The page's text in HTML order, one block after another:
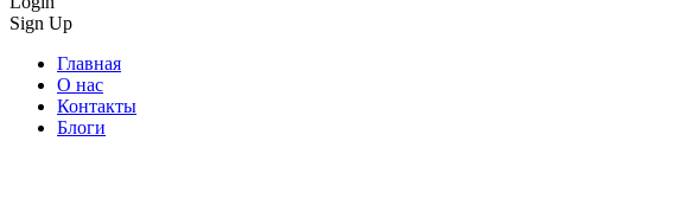
Sign Up
Главная
О нас
Контакты
Блоги